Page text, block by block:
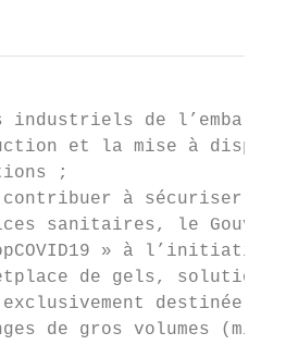
de
et la mise à
;
à sécuriser
sanitaires, le
» à
de gels,
destinée
de gros volumes